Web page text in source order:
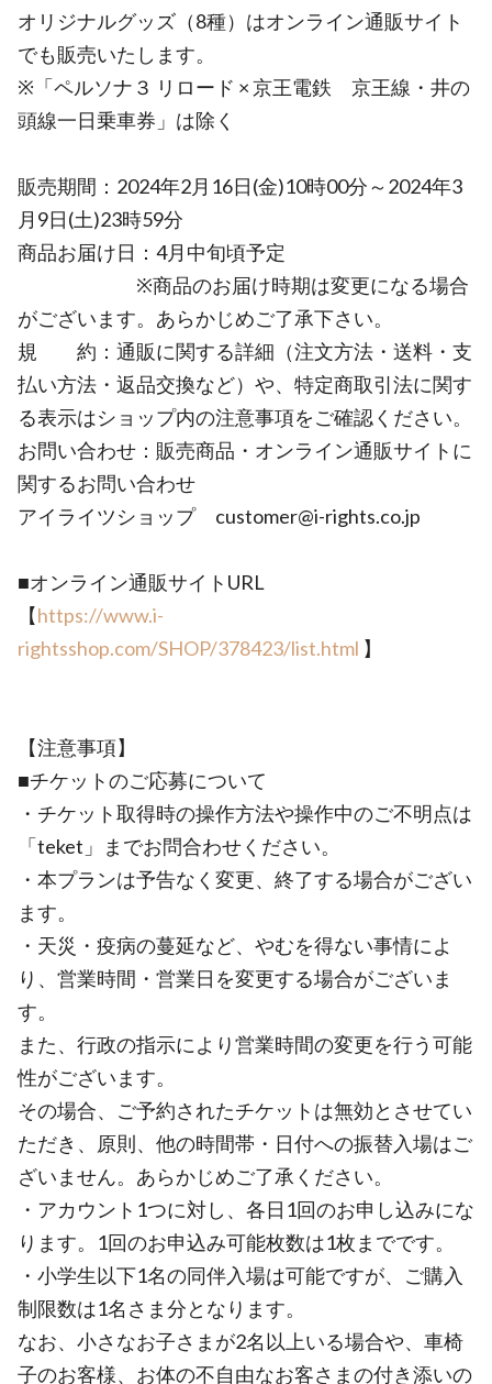
オリジナルグッズ（8種）はオンライン通販サイト
でも販売いたします。
※「ペルソナ３ リロード × 京王電鉄 京王線・井の
頭線一日乗車券」は除く
販売期間：2024年2月16日(金)10時00分～2024年3
月9日(土)23時59分
商品お届け日：4月中旬頃予定
※商品のお届け時期は変更になる場合
がございます。あらかじめご了承下さい。
規 約：通販に関する詳細（注文方法・送料・支
払い方法・返品交換など）や、特定商取引法に関す
る表示はショップ内の注意事項をご確認ください。
お問い合わせ：販売商品・オンライン通販サイトに
関するお問い合わせ
アイライツショップ customer@i-rights.co.jp
■オンライン通販サイトURL
【https://www.i-
rightsshop.com/SHOP/378423/list.html 】
【注意事項】
■チケットのご応募について
・チケット取得時の操作方法や操作中のご不明点は
「teket」までお問合わせください。
・本プランは予告なく変更、終了する場合がござい
ます。
・天災・疫病の蔓延など、やむを得ない事情によ
り、営業時間・営業日を変更する場合がございま
す。
また、行政の指示により営業時間の変更を行う可能
性がございます。
その場合、ご予約されたチケットは無効とさせてい
ただき、原則、他の時間帯・日付への振替入場はご
ざいません。あらかじめご了承ください。
・アカウント1つに対し、各日1回のお申し込みにな
ります。1回のお申込み可能枚数は1枚までです。
・小学生以下1名の同伴入場は可能ですが、ご購入
制限数は1名さま分となります。
なお、小さなお子さまが2名以上いる場合や、車椅
子のお客様、お体の不自由なお客さまの付き添いの